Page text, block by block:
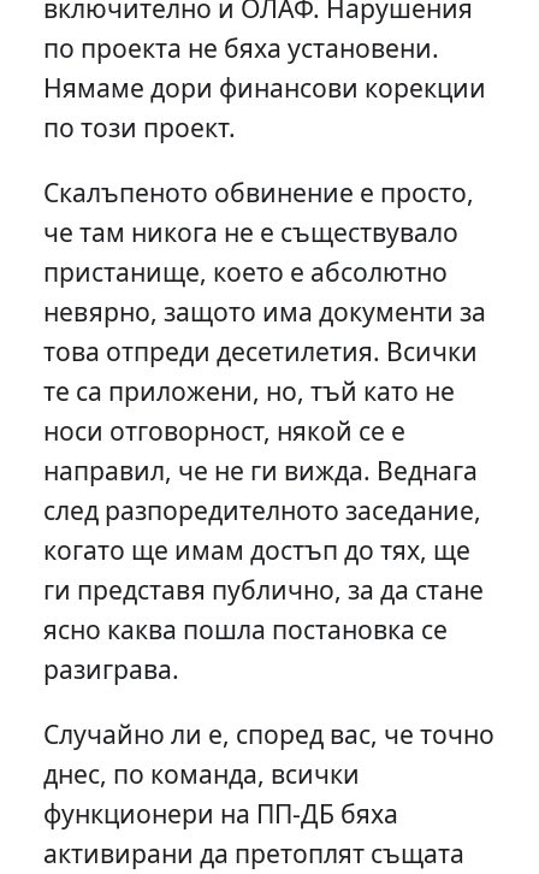
включително и ОЛАФ. Нарушения
по проекта не бяха установени.
Нямаме дори финансови корекции
по този проект.
Скалъпеното обвинение е просто,
че там никога не е съществувало
пристанище, което е абсолютно
невярно, защото има документи за
това отпреди десетилетия. Всички
те са приложени, но, тъй като не
носи отговорност, някой се е
направил, че не ги вижда. Веднага
след разпоредителното заседание,
когато ще имам достъп до тях, ще
ги представя публично, за да стане
ясно каква пошла постановка се
разиграва.
Случайно ли е, според вас, че точно
днес, по команда, всички
функционери на ПП-ДБ бяха
активирани да претоплят същата